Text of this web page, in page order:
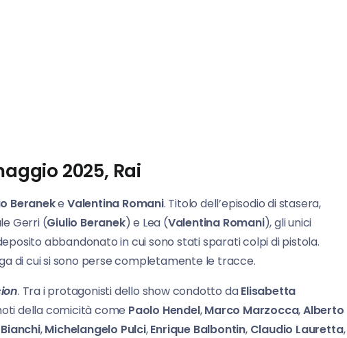
2025, Rai
BeranekeValentina Romani. Titolo dell’episodio di stasera,
Gerri (Giulio Beranek) e Lea (Valentina Romani), gli unici
abbandonato in cui sono stati sparati colpi di pistola.
di cui si sono perse completamente le tracce.
. Tra i protagonisti dello show condotto daElisabetta
della comicità come Paolo Hendel,Marco Marzocca,Alberto
,Michelangelo Pulci,Enrique Balbontin, Claudio Lauretta,